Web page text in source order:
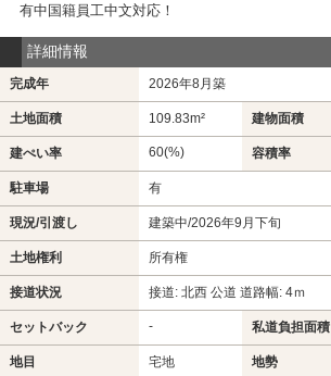
有中国籍員工中文対応！
詳細情報
完成年 2026年8月築
土地面積 109.83m² 建物面積
建ぺい率 60(%) 容積率
駐車場 有
現況/引渡し 建築中/2026年9月下旬
土地権利 所有権
接道状況 接道: 北西 公道 道路幅: 4ｍ
セットバック - 私道負担面積
地目 宅地 地勢